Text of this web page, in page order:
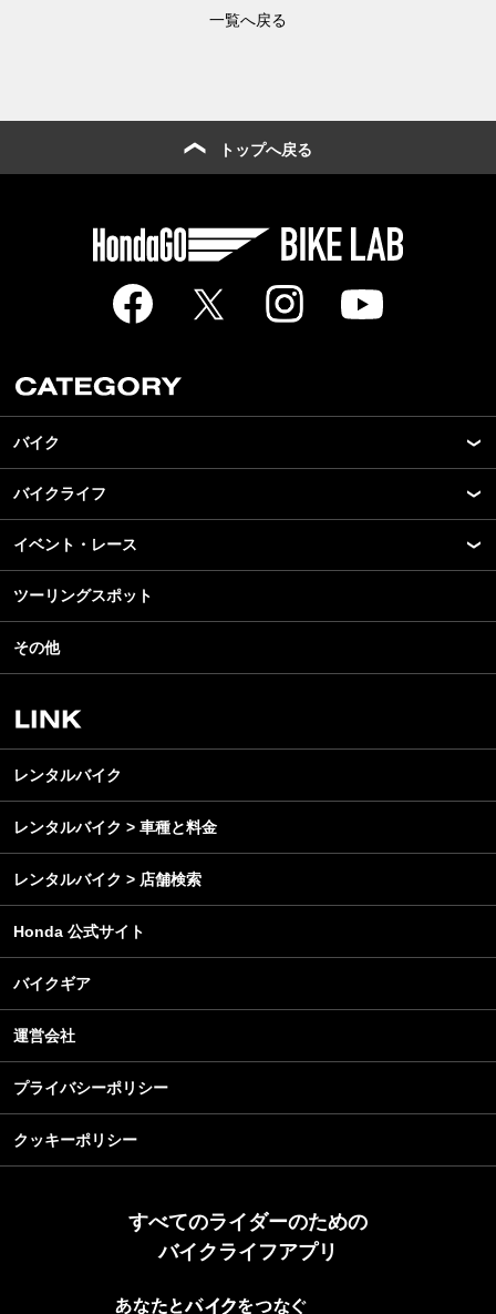
一覧へ戻る
トップへ戻る
バイク
New Model Show
モデル情報
カスタマイズパーツ
テクノロジー
名車・旧車
ビジネス
バイクライフ
アプリ
ライディングギア
ツーリング
アウトドア
レンタルバイク
イベント・レース
モータースポーツ
イベント
スクール・レッスン
ツーリングスポット
その他
レンタルバイク
レンタルバイク > 車種と料金
レンタルバイク > 店舗検索
Honda 公式サイト
バイクギア
運営会社
プライバシーポリシー
クッキーポリシー
すべてのライダーのための
バイクライフアプリ